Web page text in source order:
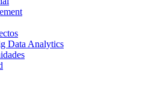
Data Analytics